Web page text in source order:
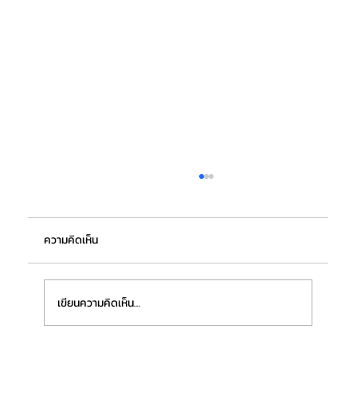
ความคิดเห็น
เขียนความคิดเห็น…